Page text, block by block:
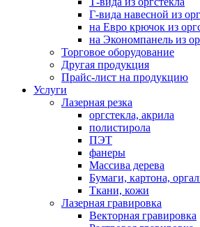
Г-вида навесной из
на Евро крючок из
на Экономпанель из
Торговое оборудование
Другая продукция
Прайс-лист на продукцию
Услуги
Лазерная резка
оргстекла, акрила
полистирола
ПЭТ
фанеры
Массива дерева
Бумаги, картона,
Ткани, кожи
Лазерная гравировка
Векторная гравировка